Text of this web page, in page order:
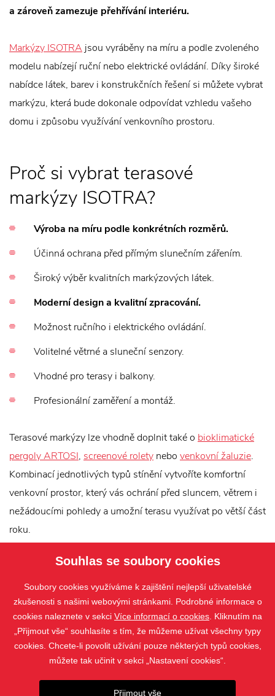
a zároveň zamezuje přehřívání interiéru.
Markýzy ISOTRA jsou vyráběny na míru a podle zvoleného
modelu nabízejí ruční nebo elektrické ovládání. Díky široké
nabídce látek, barev i konstrukčních řešení si můžete vybrat
markýzu, která bude dokonale odpovídat vzhledu vašeho
domu i způsobu využívání venkovního prostoru.
Proč si vybrat terasové
markýzy ISOTRA?
Výroba na míru podle konkrétních rozměrů.
Účinná ochrana před přímým slunečním zářením.
Široký výběr kvalitních markýzových látek.
Moderní design a kvalitní zpracování.
Možnost ručního i elektrického ovládání.
Volitelné větrné a sluneční senzory.
Vhodné pro terasy i balkony.
Profesionální zaměření a montáž.
Terasové markýzy lze vhodně doplnit také o bioklimatické
pergoly ARTOSI, screenové rolety nebo venkovní žaluzie.
Kombinací jednotlivých typů stínění vytvoříte komfortní
venkovní prostor, který vás ochrání před sluncem, větrem i
nežádoucími pohledy a umožní terasu využívat po větší část
roku.
PRODUKTY
Souhlas se soubory cookies
Soubory cookies využíváme k zajištění nejlepší uživatelské
zkušenosti s našimi webovými stránkami. Podrobné informace o
cookies naleznete v sekci Více informací o cookies . Kliknutím na
„Přijmout vše“ souhlasíte s tím, že můžeme užívat všechny typy
cookies. Chcete-li povolit užívání pouze některých typů cookies,
můžete tak učinit v sekci „Nastavení cookies“.
Přijmout vše